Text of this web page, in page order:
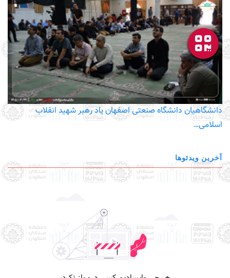
دانشگاهیان دانشگاه صنعتی اصفهان یاد رهبر شهید انقلاب
اسلامی…
آخرین ویدئوها